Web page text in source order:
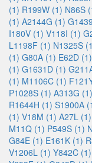
(1) R199W (1) N86S
(1) A2144G (1)
I180V (1) V118I (1)
L1198F (1) N1325S
(1) G80A (1) E62D (1)
(1) G1631D (1)
(1) M1106C (1)
P1028S (1) A313G (1)
R1644H (1) S1900A
(1) V18M (1) A27L (1)
M11Q (1) P549S (1)
G84E (1) E161K (1)
V1206L (1) Y842C (1)